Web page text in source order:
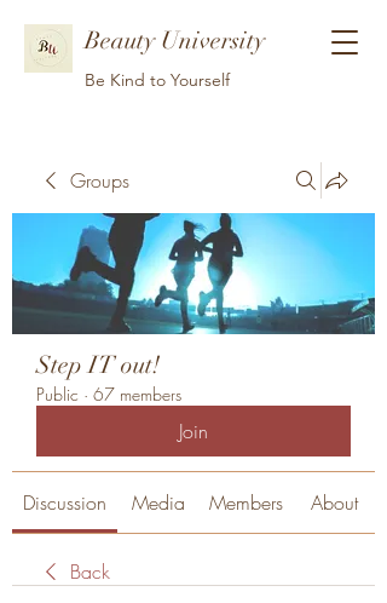
Beauty University
Be Kind to Yourself
Groups
Step IT out!
Public · 67 members
Join
Discussion Media Members About
Back